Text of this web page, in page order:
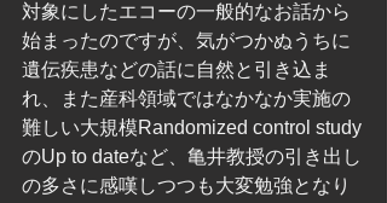
対象にしたエコーの一般的なお話から
始まったのですが、気がつかぬうちに
遺伝疾患などの話に自然と引き込ま
れ、また産科領域ではなかなか実施の
難しい大規模Randomized control study
のUp to dateなど、亀井教授の引き出し
の多さに感嘆しつつも大変勉強となり